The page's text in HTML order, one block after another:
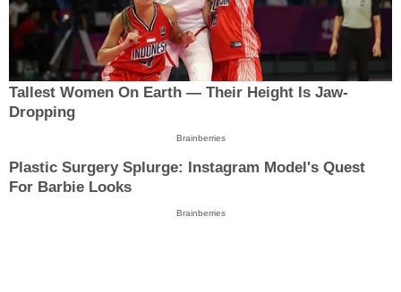
Tallest Women On Earth — Their Height Is Jaw-
Dropping
Brainberries
Plastic Surgery Splurge: Instagram Model's Quest
For Barbie Looks
Brainberries